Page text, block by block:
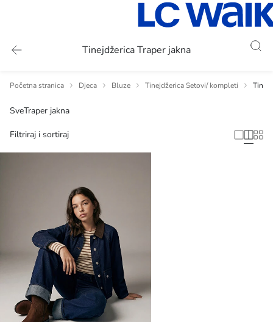
Tinejdžerica Traper jakna
Početna stranica Djeca Bluze Tinejdžerica Setovi/ kompleti
SveTraper jakna
Filtriraj i sortiraj